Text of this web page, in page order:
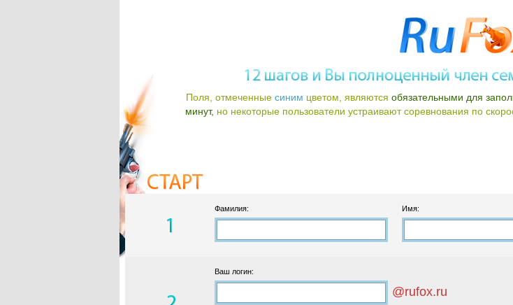
Поля, отмеченные синим цветом, являются обязательными для
минут, но некоторые пользователи устраивают соревнования по
Фамилия: Имя:
Ваш логин:
@rufox.ru